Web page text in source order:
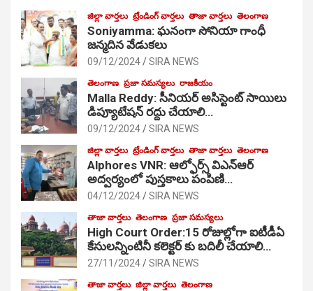
జిల్లా వార్తలు ట్రేండింగ్ వార్తలు తాజా వార్తలు తెలంగాణ
Soniyamma: ఘ‌నంగా సోనియా గాంధీ
జ‌న్మ‌దిన వేడుక‌లు
09/12/2024 SIRA NEWS
తెలంగాణ ప్రజా సమస్యలు రాజకీయం
Malla Reddy: సీనియర్ అసిస్టెంట్ సాయిలు
డిప్యూటేషన్ రద్దు చేయాలి…
09/12/2024 SIRA NEWS
జిల్లా వార్తలు ట్రేండింగ్ వార్తలు తాజా వార్తలు తెలంగాణ
Alphores VNR: ఆల్ఫోర్స్ విఎన్ఆర్
అద్వర్యంలో పుస్తకాలు పంపిణి…
04/12/2024 SIRA NEWS
తాజా వార్తలు తెలంగాణ ప్రజా సమస్యలు
High Court Order:15 రోజుల్లోగా ఐటీడీఏ
కేసులన్నింటినీ కలెక్టర్ కు బదిలీ చేయాలి…
27/11/2024 SIRA NEWS
తాజా వార్తలు జిల్లా వార్తలు తెలంగాణ